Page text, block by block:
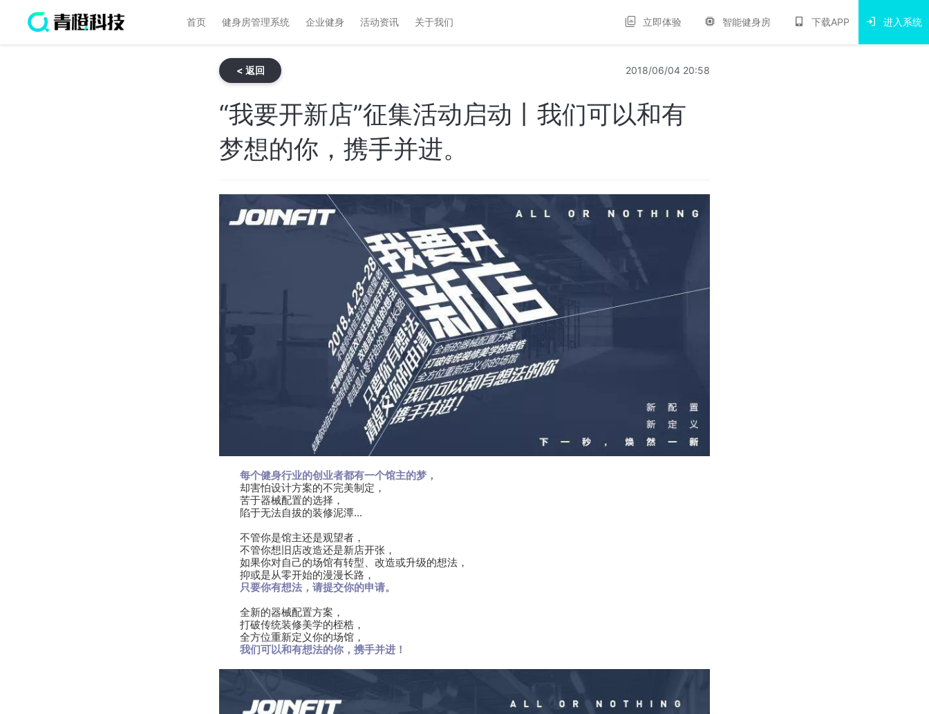
首页 健身房管理系统 企业健身 活动资讯 关于我们 立即体验 智能健身房 下载APP 进入系统
< 返回 2018/06/04 20:58
“我要开新店”征集活动启动丨我们可以和有
梦想的你，携手并进。
每个健身行业的创业者都有一个馆主的梦，
却害怕设计方案的不完美制定，
苦于器械配置的选择，
陷于无法自拔的装修泥潭...
不管你是馆主还是观望者，
不管你想旧店改造还是新店开张，
如果你对自己的场馆有转型、改造或升级的想法，
抑或是从零开始的漫漫长路，
只要你有想法，请提交你的申请。
全新的器械配置方案，
打破传统装修美学的桎梏，
全方位重新定义你的场馆，
我们可以和有想法的你，携手并进！